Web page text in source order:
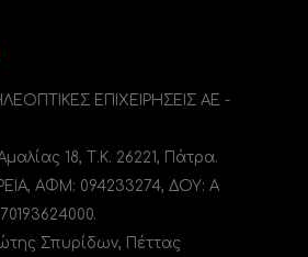
ΕΠΙΧΕΙΡΗΣΕΙΣ ΑΕ -
18, Τ.Κ. 26221, Πάτρα.
ΑΦΜ: 094233274, ΔΟΥ: A
Σπυρίδων, Πέττας